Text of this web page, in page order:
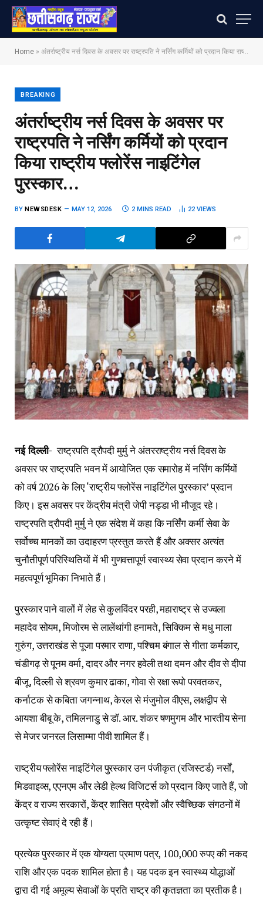
Home » अंतर्राष्ट्रीय नर्स दिवस के अवसर पर राष्ट्रपति ने नर्सिंग कर्मियों को प्रदान किया राष्ट्रीय फ्लोरेंस नाइटिंगेल पुरस्कार…
BREAKING
अंतर्राष्ट्रीय नर्स दिवस के अवसर पर
राष्ट्रपति ने नर्सिंग कर्मियों को प्रदान
किया राष्ट्रीय फ्लोरेंस नाइटिंगेल
पुरस्कार…
BY NEWSDESK MAY 12, 2026 2 MINS READ 22VIEWS
नई दिल्ली- राष्ट्रपति द्रौपदी मुर्मु ने अंतरराष्ट्रीय नर्स दिवस के
अवसर पर राष्ट्रपति भवन में आयोजित एक समारोह में नर्सिंग कर्मियों
को वर्ष 2026 के लिए ‘राष्ट्रीय फ्लोरेंस नाइटिंगेल पुरस्कार’ प्रदान
किए। इस अवसर पर केंद्रीय मंत्री जेपी नड्डा भी मौजूद रहे।
राष्ट्रपति द्रौपदी मुर्मु ने एक संदेश में कहा कि नर्सिंग कर्मी सेवा के
सर्वोच्च मानकों का उदाहरण प्रस्तुत करते हैं और अक्सर अत्यंत
चुनौतीपूर्ण परिस्थितियों में भी गुणवत्तापूर्ण स्वास्थ्य सेवा प्रदान करने में
महत्वपूर्ण भूमिका निभाते हैं।
पुरस्कार पाने वालों में लेह से कुलविंदर परही, महाराष्ट्र से उज्वला
महादेव सोयम, मिजोरम से लालेंथांगी हनामते, सिक्किम से मधु माला
गुरुंग, उत्तराखंड से पूजा परमार राणा, पश्चिम बंगाल से गीता कर्मकार,
चंडीगढ़ से पूनम वर्मा, दादर और नगर हवेली तथा दमन और दीव से दीपा
बीजू, दिल्ली से श्रवण कुमार ढाका, गोवा से रक्षा रूपो परवतकर,
कर्नाटक से कबिता जगन्नाथ, केरल से मंजुमोल वीएस, लक्षद्वीप से
आयशा बीबू के, तमिलनाडु से डॉ. आर. शंकर षणमुगम और भारतीय सेना
से मेजर जनरल लिसाम्मा पीवी शामिल हैं।
राष्ट्रीय फ्लोरेंस नाइटिंगेल पुरस्कार उन पंजीकृत (रजिस्टर्ड) नर्सों,
मिडवाइव्स, एएनएम और लेडी हेल्थ विजिटर्स को प्रदान किए जाते हैं, जो
केंद्र व राज्य सरकारों, केंद्र शासित प्रदेशों और स्वैच्छिक संगठनों में
उत्कृष्ट सेवाएं दे रही हैं।
प्रत्येक पुरस्कार में एक योग्यता प्रमाण पत्र, 100,000 रुपए की नकद
राशि और एक पदक शामिल होता है। यह पदक इन स्वास्थ्य योद्धाओं
द्वारा दी गई अमूल्य सेवाओं के प्रति राष्ट्र की कृतज्ञता का प्रतीक है।